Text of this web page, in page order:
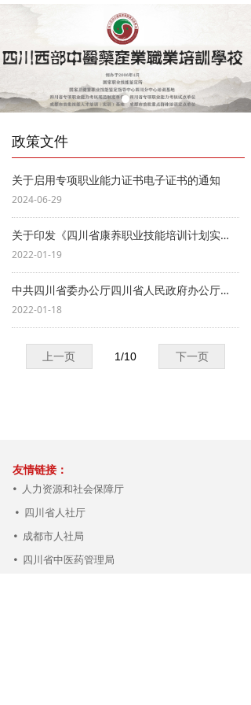
政策文件
关于启用专项职业能力证书电子证书的通知
2024-06-29
关于印发《四川省康养职业技能培训计划实施方案》的通知
2022-01-19
中共四川省委办公厅四川省人民政府办公厅印发《关于分类推进人才评价机制改革的实施意见》
2022-01-18
上一页 下一页
1/10
넸 成都市人社局
넸 四川省中医药管理局
넸 四川省人社厅
넸 人力资源和社会保障厅
友情链接：